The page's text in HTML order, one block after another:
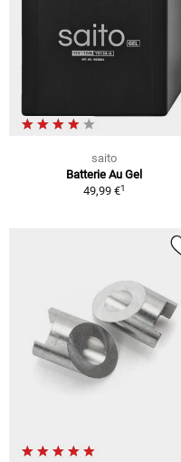
saito
Batterie Au Gel
49,99 €1